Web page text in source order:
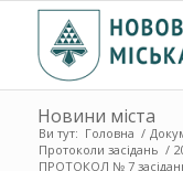
Новини міста
Ви тут: Головна /
Протоколи засідань /
ПРОТОКОЛ № 7